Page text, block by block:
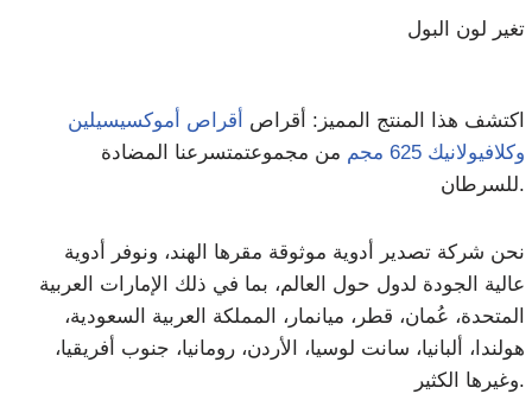
تغير لون البول
اكتشف هذا المنتج المميز: أقراص
أقراص أموكسيسيلين
وكلافيولانيك 625 مجم
من مجموعتمتسرعنا المضادة
للسرطان.
نحن شركة تصدير أدوية موثوقة مقرها الهند، ونوفر أدوية
عالية الجودة لدول حول العالم، بما في ذلك الإمارات العربية
المتحدة، عُمان، قطر، ميانمار، المملكة العربية السعودية،
هولندا، ألبانيا، سانت لوسيا، الأردن، رومانيا، جنوب أفريقيا،
وغيرها الكثير.